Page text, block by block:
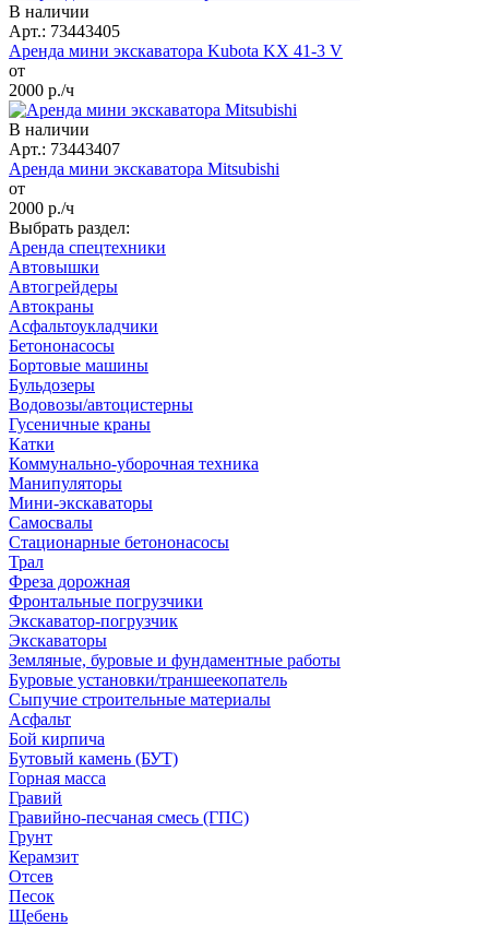
В наличии
Арт.: 73443405
Аренда мини экскаватора Kubota KX 41-3 V
от
2000 р./ч
В наличии
Арт.: 73443407
Аренда мини экскаватора Mitsubishi
от
2000 р./ч
Выбрать раздел:
Аренда спецтехники
Автовышки
Автогрейдеры
Автокраны
Асфальтоукладчики
Бетононасосы
Бортовые машины
Бульдозеры
Водовозы/автоцистерны
Гусеничные краны
Катки
Коммунально-уборочная техника
Манипуляторы
Мини-экскаваторы
Самосвалы
Стационарные бетононасосы
Трал
Фреза дорожная
Фронтальные погрузчики
Экскаватор-погрузчик
Экскаваторы
Земляные, буровые и фундаментные работы
Буровые установки/траншеекопатель
Сыпучие строительные материалы
Асфальт
Бой кирпича
Бутовый камень (БУТ)
Горная масса
Гравий
Гравийно-песчаная смесь (ГПС)
Грунт
Керамзит
Отсев
Песок
Щебень